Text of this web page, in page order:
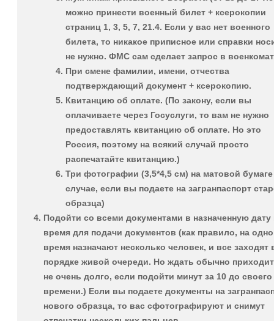
можно принести военный билет + ксерокопии
страниц 1, 3, 5, 7, 21.4. Если у вас нет военного
билета, то никакое приписное или справки
не нужно. ФМС сам сделает запрос в
При смене фамилии, имени, отчества
подтверждающий документ + ксерокопию.
Квитанцию об оплате. (По закону, если вы
оплачиваете через Госуслуги, то вам не нужно
предоставлять квитанцию об оплате. Но это
Россия, поэтому на всякий случай просто
распечатайте квитанцию.)
Три фотографии (3,5*4,5 см) на матовой
случае, если вы подаете на загранпаспорт
образца)
Подойти со всеми документами в назначенную дату
время для подачи документов (как правило, на одно
время назначают несколько человек, и все заходят
порядке живой очереди. Но ждать обычно
не очень долго, если подойти минут за 10 до своего
времени.) Если вы подаете документы на
нового образца, то вас сфотографируют и снимут